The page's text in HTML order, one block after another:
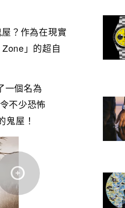
？作為在現實
」的超自
一個名為
不少恐怖
鬼屋！